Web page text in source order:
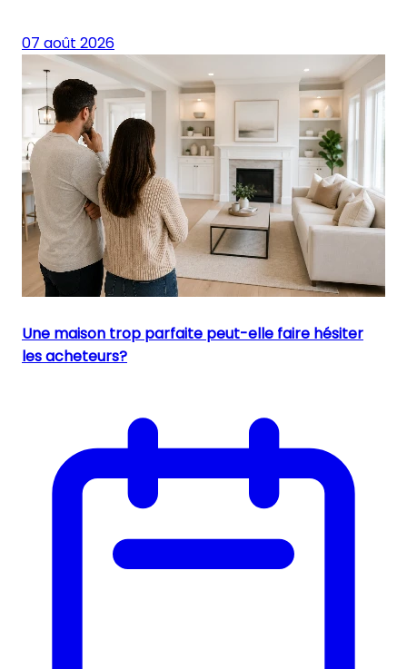
07 août 2026
Une maison trop parfaite peut-elle faire hésiter
les acheteurs?